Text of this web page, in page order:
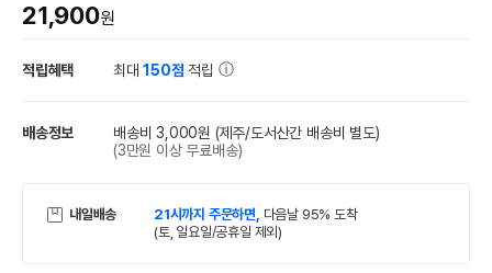
21,900원
적립혜택 최대150점 적립
배송정보 배송비 3,000원 (제주/도서산간 배송비 별도)
(3만원 이상 무료배송)
내일배송 21시까지 주문하면, 다음날 95% 도착
(토, 일요일/공휴일 제외)